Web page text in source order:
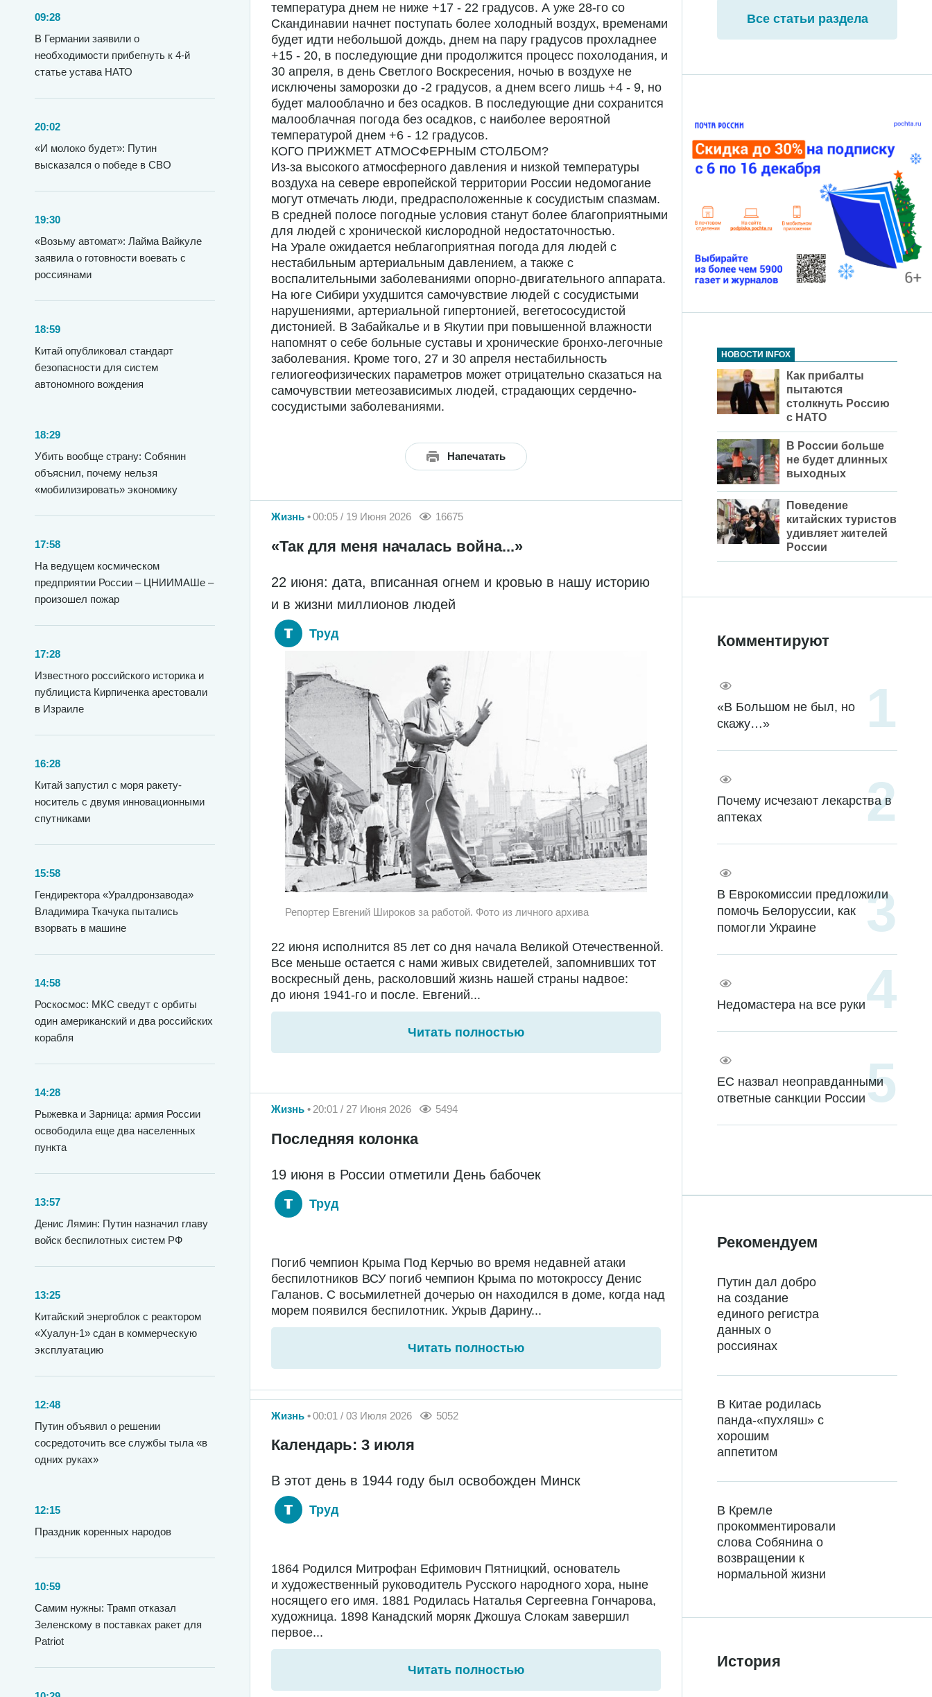
09:28
В Германии заявили о
необходимости прибегнуть к 4-й
статье устава НАТО
20:02
«И молоко будет»: Путин
высказался о победе в СВО
19:30
«Возьму автомат»: Лайма Вайкуле
заявила о готовности воевать с
россиянами
18:59
Китай опубликовал стандарт
безопасности для систем
автономного вождения
18:29
Убить вообще страну: Собянин
объяснил, почему нельзя
«мобилизировать» экономику
17:58
На ведущем космическом
предприятии России – ЦНИИМАШе –
произошел пожар
17:28
Известного российского историка и
публициста Кирпиченка арестовали
в Израиле
16:28
Китай запустил с моря ракету-
носитель с двумя инновационными
спутниками
15:58
Гендиректора «Уралдронзавода»
Владимира Ткачука пытались
взорвать в машине
14:58
Роскосмос: МКС сведут с орбиты
один американский и два российских
корабля
14:28
Рыжевка и Зарница: армия России
освободила еще два населенных
пункта
13:57
Денис Лямин: Путин назначил главу
войск беспилотных систем РФ
13:25
Китайский энергоблок с реактором
«Хуалун-1» сдан в коммерческую
эксплуатацию
12:48
Путин объявил о решении
сосредоточить все службы тыла «в
одних руках»
12:15
Праздник коренных народов
10:59
Самим нужны: Трамп отказал
Зеленскому в поставках ракет для
Patriot
температура днем не ниже +17 - 22 градусов. А уже 28-го со
Скандинавии начнет поступать более холодный воздух, временами
будет идти небольшой дождь, днем на пару градусов прохладнее
+15 - 20, в последующие дни продолжится процесс похолодания, и
30 апреля, в день Светлого Воскресения, ночью в воздухе не
исключены заморозки до -2 градусов, а днем всего лишь +4 - 9, но
будет малооблачно и без осадков. В последующие дни сохранится
малооблачная погода без осадков, с наиболее вероятной
температурой днем +6 - 12 градусов.
КОГО ПРИЖМЕТ АТМОСФЕРНЫМ СТОЛБОМ?
Из-за высокого атмосферного давления и низкой температуры
воздуха на севере европейской территории России недомогание
могут отмечать люди, предрасположенные к сосудистым спазмам.
В средней полосе погодные условия станут более благоприятными
для людей с хронической кислородной недостаточностью.
На Урале ожидается неблагоприятная погода для людей с
нестабильным артериальным давлением, а также с
воспалительными заболеваниями опорно-двигательного аппарата.
На юге Сибири ухудшится самочувствие людей с сосудистыми
нарушениями, артериальной гипертонией, вегетососудистой
дистонией. В Забайкалье и в Якутии при повышенной влажности
напомнят о себе больные суставы и хронические бронхо-легочные
заболевания. Кроме того, 27 и 30 апреля нестабильность
гелиогеофизических параметров может отрицательно сказаться на
самочувствии метеозависимых людей, страдающих сердечно-
сосудистыми заболеваниями.
Напечатать
Жизнь 00:05 / 19 Июня 2026 16675
«Так для меня началась война...»
22 июня: дата, вписанная огнем и кровью в нашу историю
и в жизни миллионов людей
Труд
Репортер Евгений Широков за работой. Фото из личного архива
22 июня исполнится 85 лет со дня начала Великой Отечественной.
Все меньше остается с нами живых свидетелей, запомнивших тот
воскресный день, расколовший жизнь нашей страны надвое:
до июня 1941-го и после. Евгений...
Читать полностью
Жизнь 20:01 / 27 Июня 2026 5494
Последняя колонка
19 июня в России отметили День бабочек
Труд
Погиб чемпион Крыма Под Керчью во время недавней атаки
беспилотников ВСУ погиб чемпион Крыма по мотокроссу Денис
Галанов. С восьмилетней дочерью он находился в доме, когда над
морем появился беспилотник. Укрыв Дарину...
Читать полностью
Жизнь 00:01 / 03 Июля 2026 5052
Календарь: 3 июля
В этот день в 1944 году был освобожден Минск
Труд
1864 Родился Митрофан Ефимович Пятницкий, основатель
и художественный руководитель Русского народного хора, ныне
носящего его имя. 1881 Родилась Наталья Сергеевна Гончарова,
художница. 1898 Канадский моряк Джошуа Слокам завершил
первое...
Читать полностью
Все статьи раздела
НОВОСТИ INFOX
Как прибалты
пытаются
столкнуть Россию
с НАТО
В России больше
не будет длинных
выходных
Поведение
китайских туристов
удивляет жителей
России
Комментируют
«В Большом не был, но
скажу…»
Почему исчезают лекарства в
аптеках
В Еврокомиссии предложили
помочь Белоруссии, как
помогли Украине
Недомастера на все руки
ЕС назвал неоправданными
ответные санкции России
Рекомендуем
Путин дал добро
на создание
единого регистра
данных о
россиянах
В Китае родилась
панда-«пухляш» с
хорошим
аппетитом
В Кремле
прокомментировали
слова Собянина о
возвращении к
нормальной жизни
История